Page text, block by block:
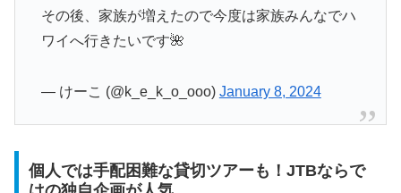
その後、家族が増えたので今度は家族みんなでハ
ワイへ行きたいです🌺
— けーこ (@k_e_k_o_ooo) January 8, 2024
個人では手配困難な貸切ツアーも！JTBならで